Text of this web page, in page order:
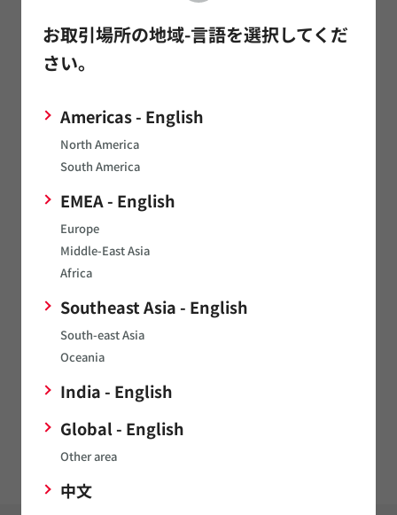
お取引場所の地域-言語を選択してくだ
さい。
Americas - English
North America
South America
EMEA - English
Europe
Middle-East Asia
Africa
Southeast Asia - English
South-east Asia
Oceania
India - English
Global - English
Other area
中文
品質/信頼性
スタンダード品
実装
その他
高耐熱フィルムコンデンサ
構造/材料
特性
品質/信頼性
その他